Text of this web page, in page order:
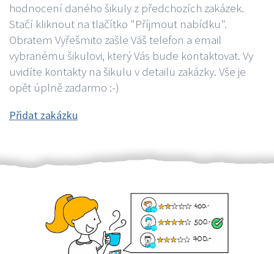
hodnocení daného šikuly z předchozích zakázek.
Stačí kliknout na tlačítko "Příjmout nabídku".
Obratem Vyřešmito zašle Váš telefon a email
vybranému šikulovi, který Vás bude kontaktovat. Vy
uvidíte kontakty na šikulu v detailu zakázky. Vše je
opět úplně zadarmo :-)
Přidat zakázku